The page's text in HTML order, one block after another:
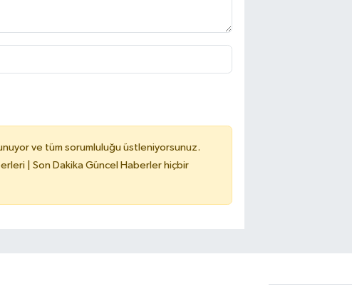
ve tüm sorumluluğu üstleniyorsunuz.
| Son Dakika Güncel Haberler hiçbir